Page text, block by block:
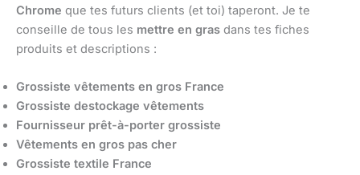
Chrome que tes futurs clients (et toi) taperont. Je te
conseille de tous les mettre en gras dans tes fiches
produits et descriptions :
Grossiste vêtements en gros France
Grossiste destockage vêtements
Fournisseur prêt-à-porter grossiste
Vêtements en gros pas cher
Grossiste textile France